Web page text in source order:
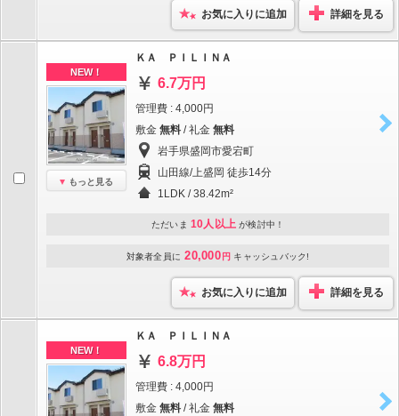
お気に入りに追加 詳細を見る
NEW！
もっと見る
ＫＡ ＰＩＬＩＮＡ
6.7万円
管理費 : 4,000円
敷金 無料 / 礼金 無料
岩手県盛岡市愛宕町
山田線/上盛岡 徒歩14分
1LDK / 38.42m²
ただいま 10人以上 が検討中！
対象者全員に 20,000 円 キャッシュバック!
お気に入りに追加 詳細を見る
NEW！
ＫＡ ＰＩＬＩＮＡ
6.8万円
管理費 : 4,000円
敷金 無料 / 礼金 無料